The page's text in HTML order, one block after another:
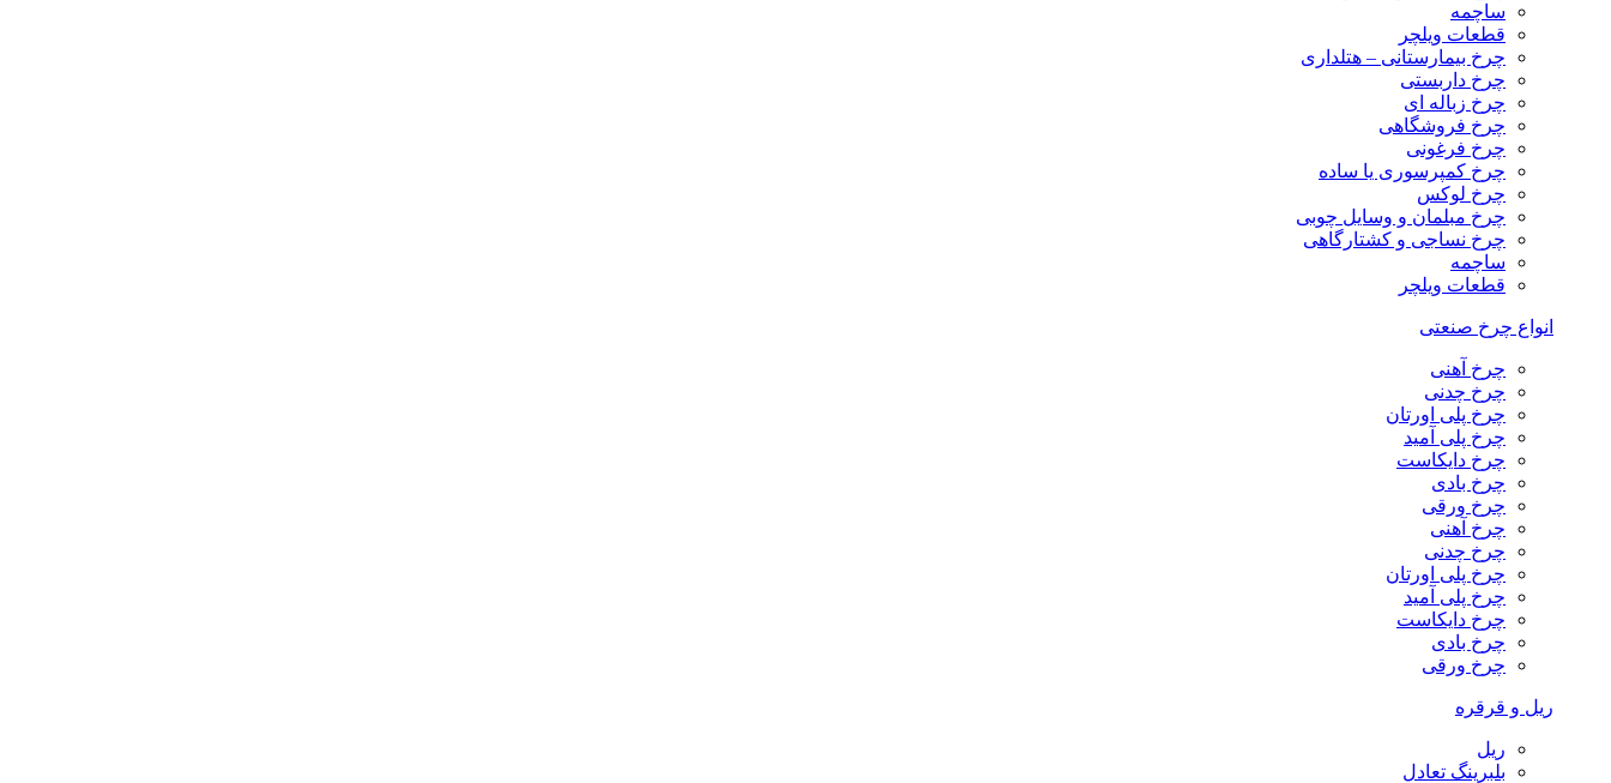
ساچمه
قطعات ویلچر
چرخ بیمارستانی – هتلداری
چرخ داربستی
چرخ زباله ای
چرخ فروشگاهی
چرخ فرغونی
چرخ کمپرسوری یا ساده
چرخ لوکس
چرخ مبلمان و وسایل چوبی
چرخ نساجی و کشتارگاهی
ساچمه
قطعات ویلچر
انواع چرخ صنعتی
چرخ آهنی
چرخ چدنی
چرخ پلی اورتان
چرخ پلی آمید
چرخ دایکاست
چرخ بادی
چرخ ورقی
چرخ آهنی
چرخ چدنی
چرخ پلی اورتان
چرخ پلی آمید
چرخ دایکاست
چرخ بادی
چرخ ورقی
ریل و قرقره
ریل
بلبرینگ تعادل